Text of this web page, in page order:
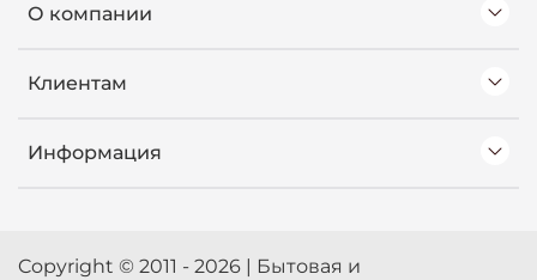
О компании
Клиентам
Информация
Copyright © 2011 - 2026 | Бытовая и